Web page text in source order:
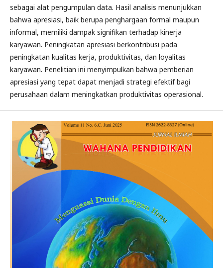
sebagai alat pengumpulan data. Hasil analisis menunjukkan
bahwa apresiasi, baik berupa penghargaan formal maupun
informal, memiliki dampak signifikan terhadap kinerja
karyawan. Peningkatan apresiasi berkontribusi pada
peningkatan kualitas kerja, produktivitas, dan loyalitas
karyawan. Penelitian ini menyimpulkan bahwa pemberian
apresiasi yang tepat dapat menjadi strategi efektif bagi
perusahaan dalam meningkatkan produktivitas operasional.